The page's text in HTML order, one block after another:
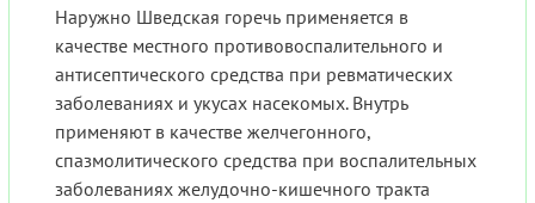
Наружно Шведская горечь применяется в
качестве местного противовоспалительного и
антисептического средства при ревматических
заболеваниях и укусах насекомых. Внутрь
применяют в качестве желчегонного,
спазмолитического средства при воспалительных
заболеваниях желудочно-кишечного тракта